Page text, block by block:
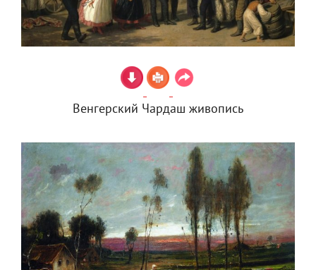
Венгерский Чардаш живопись